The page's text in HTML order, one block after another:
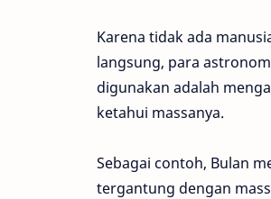
Karena tidak ada
langsung, para
digunakan adalah
ketahui massanya.
Sebagai contoh, Bulan
tergantung dengan